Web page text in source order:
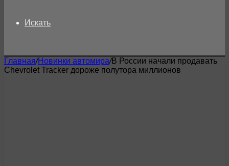
Искать
Главная/Новинки автомира/В России начали продавать
Chevrolet Tracker дороже полутора миллионов